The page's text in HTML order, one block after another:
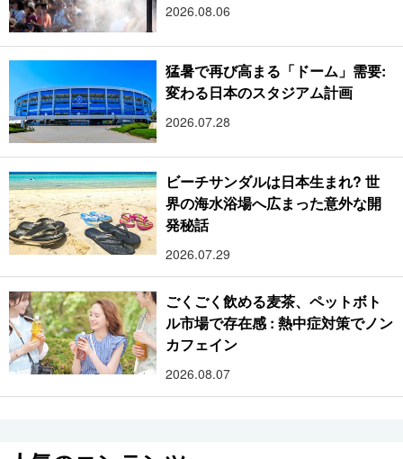
2026.08.06
猛暑で再び高まる「ドーム」需要:
変わる日本のスタジアム計画
2026.07.28
ビーチサンダルは日本生まれ? 世
界の海水浴場へ広まった意外な開
発秘話
2026.07.29
ごくごく飲める麦茶、ペットボト
ル市場で存在感 : 熱中症対策でノン
カフェイン
2026.08.07